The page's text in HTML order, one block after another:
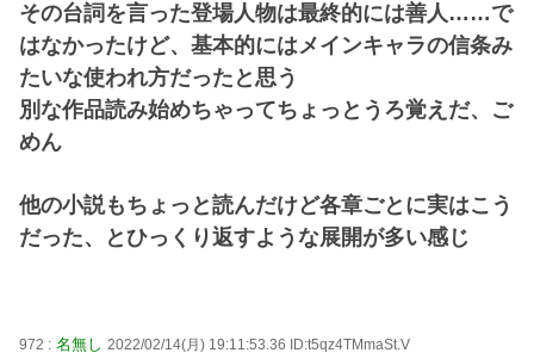
その台詞を言った登場人物は最終的には善人……で
はなかったけど、基本的にはメインキャラの信条み
たいな使われ方だったと思う
別な作品読み始めちゃってちょっとうろ覚えだ、ご
めん
他の小説もちょっと読んだけど各章ごとに実はこう
だった、とひっくり返すような展開が多い感じ
972 : 名無し 2022/02/14(月) 19:11:53.36 ID:t5qz4TMmaSt.V